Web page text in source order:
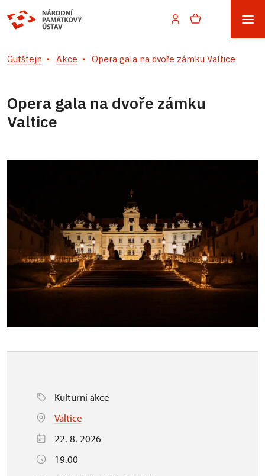
Gutštejn Akce Opera gala na dvoře zámku Valtice
Opera gala na dvoře zámku
Valtice
Kulturní akce
Valtice
22. 8. 2026
19.00